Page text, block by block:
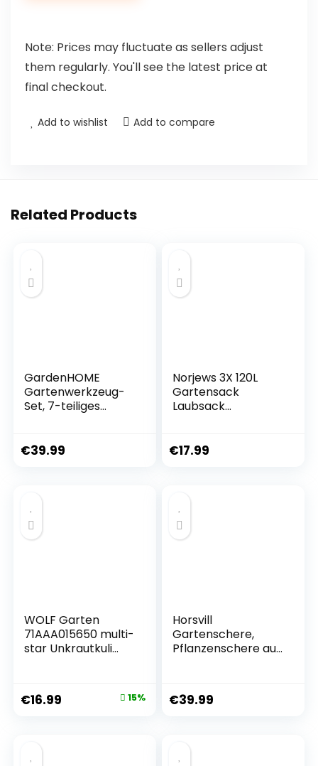
Note: Prices may fluctuate as sellers adjust
them regularly. You'll see the latest price at
final checkout.
Add to wishlist Add to compare
Related Products
GardenHOME
Gartenwerkzeug-
Set, 7-teiliges
Strapazierfähiger
Organizer Für
Gartenwerkzeug-
€39.99
Norjews 3X 120L
Gartensack
Laubsack
Gartensäcke für
aus Polypropylen-
Gewebe 150gsm
€17.99
WOLF Garten
71AAA015650 multi-
star Unkrautkuli
€16.99 15%
Horsvill
Gartenschere,
Pflanzenschere aus
Shears für die
Gartenarbeit
Rose Blume Bäume
Gras Schere,
€39.99